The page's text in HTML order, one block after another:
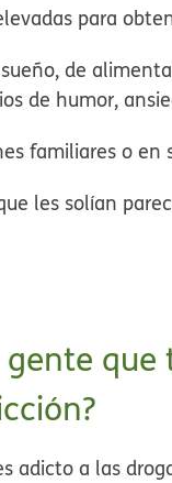
para
de
de humor,
familiares o en
les solían
adicto a las